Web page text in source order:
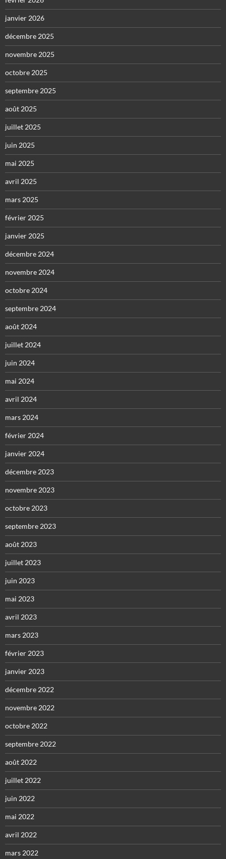
janvier 2026
décembre 2025
novembre 2025
octobre 2025
septembre 2025
août 2025
juillet 2025
juin 2025
mai 2025
avril 2025
mars 2025
février 2025
janvier 2025
décembre 2024
novembre 2024
octobre 2024
septembre 2024
août 2024
juillet 2024
juin 2024
mai 2024
avril 2024
mars 2024
février 2024
janvier 2024
décembre 2023
novembre 2023
octobre 2023
septembre 2023
août 2023
juillet 2023
juin 2023
mai 2023
avril 2023
mars 2023
février 2023
janvier 2023
décembre 2022
novembre 2022
octobre 2022
septembre 2022
août 2022
juillet 2022
juin 2022
mai 2022
avril 2022
mars 2022